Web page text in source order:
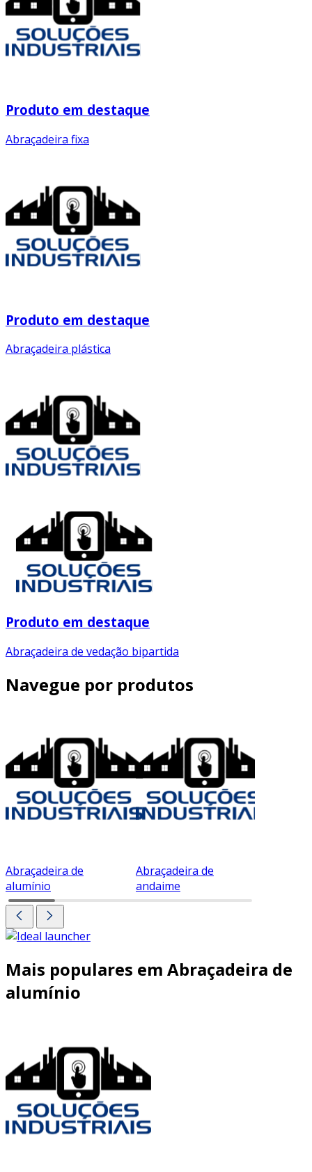
Produto em destaque
Abraçadeira fixa
Produto em destaque
Abraçadeira plástica
Produto em destaque
Abraçadeira de vedação bipartida
Navegue por produtos
Abraçadeira de
alumínio
Abraçadeira de
andaime
Mais populares em Abraçadeira de
alumínio